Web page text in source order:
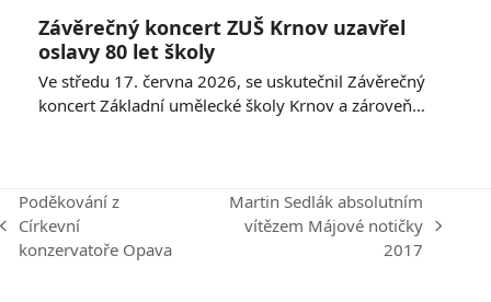
Závěrečný koncert ZUŠ Krnov uzavřel
oslavy 80 let školy
Ve středu 17. června 2026, se uskutečnil Závěrečný
koncert Základní umělecké školy Krnov a zároveň…
previous
post:
Poděkování z
Církevní
konzervatoře Opava
Martin Sedlák absolutním
vítězem Májové notičky
2017